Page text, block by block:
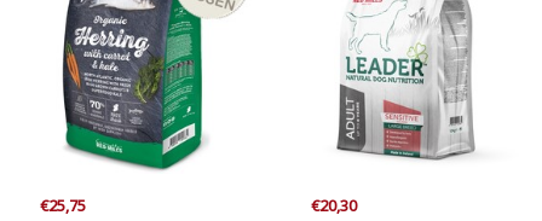
€25,75 €20,30